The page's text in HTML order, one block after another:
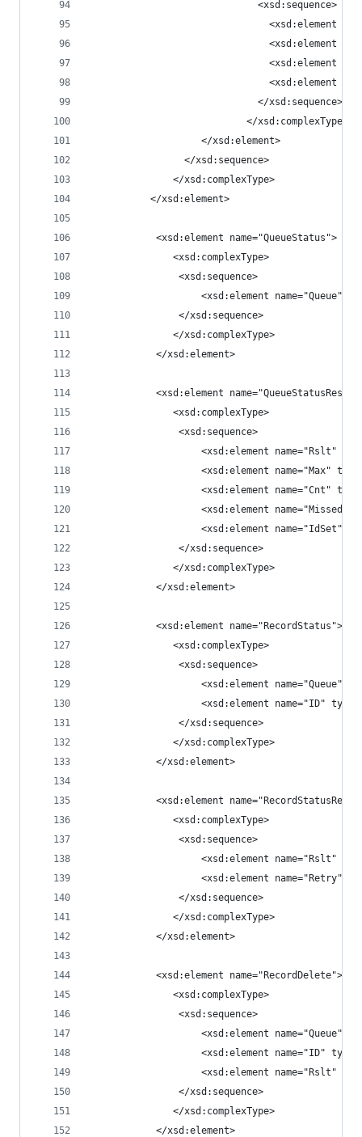
                              <xsd:sequence>
<xsd:element
<xsd:element
<xsd:element
<xsd:element
                              </xsd:sequence>
                            </xsd:complexType>
                    </xsd:element>
                 </xsd:sequence>
               </xsd:complexType>
           </xsd:element>
            <xsd:element name="QueueStatus">
			   <xsd:complexType>
                <xsd:sequence>
<xsd:element name="Queue"
                </xsd:sequence>
			   </xsd:complexType>
            </xsd:element>
<xsd:element
			   <xsd:complexType>
                <xsd:sequence>
<xsd:element name="Rslt"
<xsd:element name="Max"
<xsd:element name="Cnt"
<xsd:element name="Missed"
<xsd:element name="IdSet"
                </xsd:sequence>
			   </xsd:complexType>
            </xsd:element>
            <xsd:element name="RecordStatus">
			   <xsd:complexType>
                <xsd:sequence>
<xsd:element name="Queue"
<xsd:element name="ID"
                </xsd:sequence>
			   </xsd:complexType>
            </xsd:element>
<xsd:element
			   <xsd:complexType>
                <xsd:sequence>
<xsd:element name="Rslt"
<xsd:element name="Retry"
                </xsd:sequence>
               </xsd:complexType>
            </xsd:element>
            <xsd:element name="RecordDelete">
			   <xsd:complexType>
                <xsd:sequence>
<xsd:element name="Queue"
<xsd:element name="ID"
<xsd:element name="Rslt"
                </xsd:sequence>
			   </xsd:complexType>
            </xsd:element>